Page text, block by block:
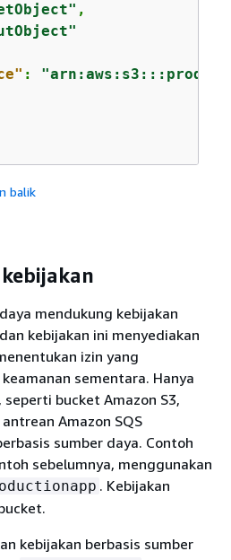
,
:
balik
kebijakan
mendukung kebijakan
kebijakan ini menyediakan
izin yang
sementara. Hanya
bucket Amazon S3,
Amazon SQS
sumber daya. Contoh
sebelumnya, menggunakan
. Kebijakan
kebijakan berbasis sumber